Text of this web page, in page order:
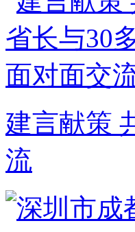
建言献策
流